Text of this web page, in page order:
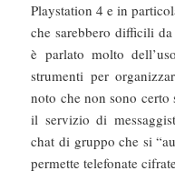
Playstation 4 e in
che sarebbero difficili
è parlato molto
strumenti per
noto che non sono
il servizio di
chat di gruppo che si
permette telefonate